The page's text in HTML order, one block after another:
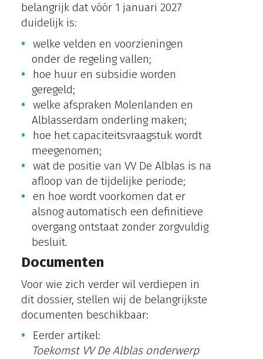
belangrijk dat vóór 1 januari 2027
duidelijk is:
welke velden en voorzieningen
onder de regeling vallen;
hoe huur en subsidie worden
geregeld;
welke afspraken Molenlanden en
Alblasserdam onderling maken;
hoe het capaciteitsvraagstuk wordt
meegenomen;
wat de positie van VV De Alblas is na
afloop van de tijdelijke periode;
en hoe wordt voorkomen dat er
alsnog automatisch een definitieve
overgang ontstaat zonder zorgvuldig
besluit.
Documenten
Voor wie zich verder wil verdiepen in
dit dossier, stellen wij de belangrijkste
documenten beschikbaar:
Eerder artikel:
Toekomst VV De Alblas onderwerp